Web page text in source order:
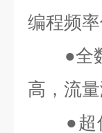
编程频
●全
高，流
●超